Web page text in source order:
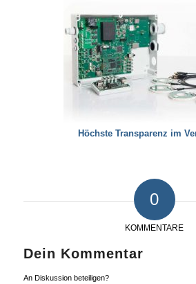
Höchste Transparenz im
0
KOMMENTARE
Dein Kommentar
An Diskussion beteiligen?